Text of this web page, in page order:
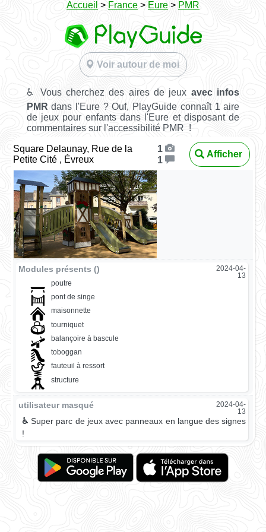
Accueil > France > Eure > PMR
Voir autour de moi
♿ Vous cherchez des aires de jeux avec infos
PMR dans l'Eure ? Ouf, PlayGuide connaît 1 aire
de jeux pour enfants dans l'Eure et disposant de
commentaires sur l'accessibilité PMR !
Square Delaunay, Rue de la
Petite Cité , Évreux
1
1
Afficher
Modules présents ()
2024-04-
13
poutre
pont de singe
maisonnette
tourniquet
balançoire à bascule
toboggan
fauteuil à ressort
structure
utilisateur masqué
2024-04-
13
♿ Super parc de jeux avec panneaux en langue des signes
!